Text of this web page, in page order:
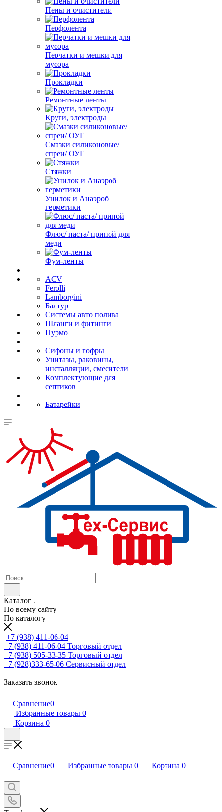
Пены и очистители
Перфолента
Перчатки и мешки для
мусора
Прокладки
Ремонтные ленты
Круги, электроды
Смазки силиконовые/
спреи/ ОУГ
Стяжки
Унилок и Анаэроб
герметики
Флюс/ паста/ припой для
меди
Фум-ленты
ACV
Ferolli
Lamborgini
Балтур
Системы авто полива
Шланги и фитинги
Пурмо
Сифоны и гофры
Унитазы, раковины,
инсталляции, смесители
Комплектующие для
септиков
Батарейки
Каталог
По всему сайту
По каталогу
+7 (938) 411-06-04
+7 (938) 411-06-04 Торговый отдел
+7 (938) 505-33-35 Торговый отдел
+7 (928)333-65-06 Сервисный отдел
Заказать звонок
Сравнение0
Избранные товары 0
Корзина 0
Сравнение0 Избранные товары 0 Корзина 0